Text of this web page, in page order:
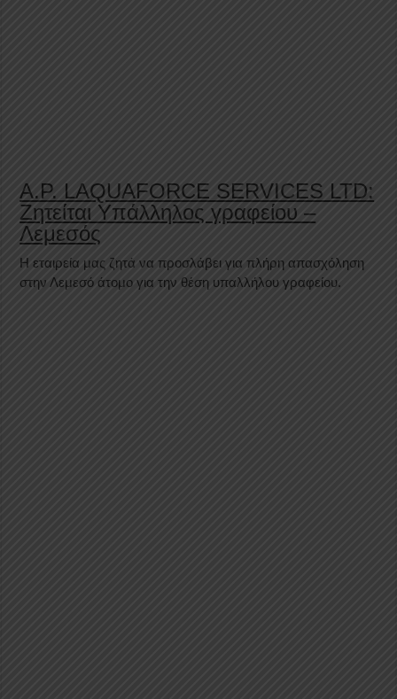
A.P. LAQUAFORCE SERVICES LTD:
Ζητείται Υπάλληλος γραφείου –
Λεμεσός
Η εταιρεία μας ζητά να προσλάβει για πλήρη απασχόληση
στην Λεμεσό άτομο για την θέση υπαλλήλου γραφείου.